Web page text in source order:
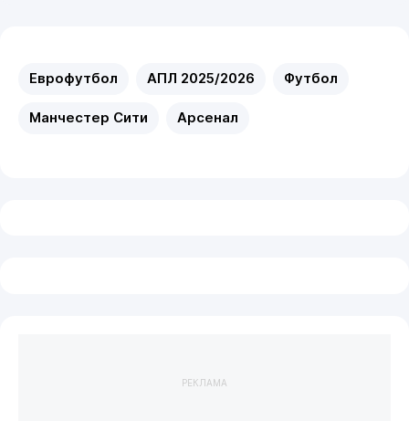
Еврофутбол АПЛ 2025/2026 Футбол
Манчестер Сити Арсенал
РЕКЛАМА